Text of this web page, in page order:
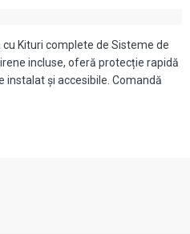
Kituri complete de Sisteme de
incluse, oferă protecție rapidă
instalat și accesibile. Comandă